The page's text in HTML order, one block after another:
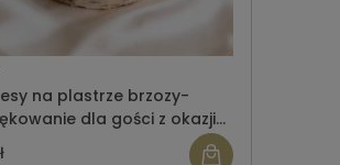
na plastrze brzozy-
dla gości z okazji
wzór 2